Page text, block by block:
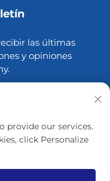
las últimas
y opiniones
Xinfang Packaging
provide our services.
click Personalize